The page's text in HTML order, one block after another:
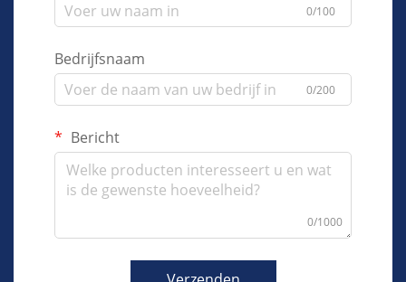
0/100
Bedrijfsnaam
0/200
Bericht
0/1000